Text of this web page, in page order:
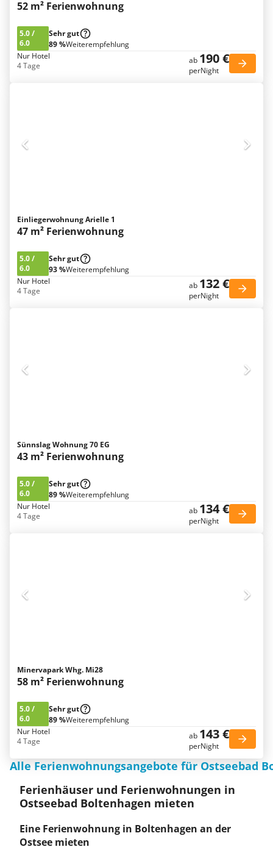
52 m² Ferienwohnung
5.0/
6.0
Sehr gut
89 %Weiterempfehlung
Nur Hotel
4 Tage
ab 190 €
perNight
Einliegerwohnung Arielle 1
47 m² Ferienwohnung
5.0/
6.0
Sehr gut
93 %Weiterempfehlung
Nur Hotel
4 Tage
ab 132 €
perNight
Sünnslag Wohnung 70 EG
43 m² Ferienwohnung
5.0/
6.0
Sehr gut
89 %Weiterempfehlung
Nur Hotel
4 Tage
ab 134 €
perNight
Minervapark Whg. Mi28
58 m² Ferienwohnung
5.0/
6.0
Sehr gut
89 %Weiterempfehlung
Nur Hotel
4 Tage
ab 143 €
perNight
Alle Ferienwohnungsangebote für Ostseebad
Ferienhäuser und Ferienwohnungen in
Ostseebad Boltenhagen mieten
Eine Ferienwohnung in Boltenhagen an der
Ostsee mieten